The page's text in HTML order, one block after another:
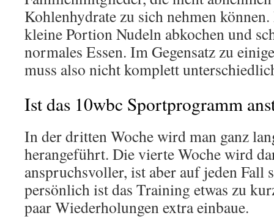
Kohlenhydrate zu sich nehmen
kleine Portion Nudeln abkochen und
normales Essen. Im Gegensatz zu
muss also nicht komplett
Ist das 10wbc Sportprogramm
In der dritten Woche wird man ganz
herangeführt. Die vierte Woche wird
anspruchsvoller, ist aber auf jeden Fall
persönlich ist das Training etwas zu
paar Wiederholungen extra einbaue.